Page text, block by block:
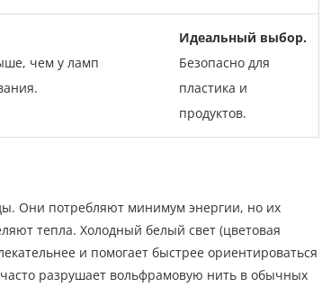
чем у ламп
Идеальный выбор.
Безопасно для
пластика и
продуктов.
Они потребляют минимум энергии, но их
тепла. Холодный белый свет (цветовая
и помогает быстрее ориентироваться
разрушает вольфрамовую нить в обычных